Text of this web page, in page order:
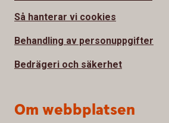
Så hanterar vi cookies
Behandling av personuppgifter
Bedrägeri och säkerhet
Om webbplatsen